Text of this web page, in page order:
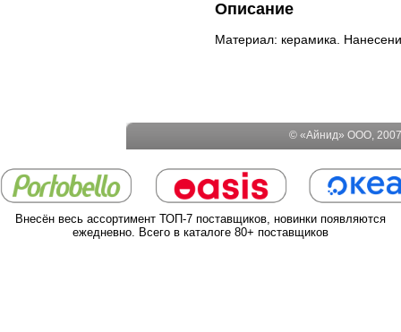
Описание
Материал: керамика.
© «Айнид» ООО,
Внесён весь ассортимент ТОП-7 поставщиков, новинки появляются
ежедневно. Всего в каталоге 80+ поставщиков